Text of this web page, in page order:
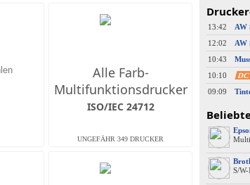
Alle Farb-
Multifunktions­drucker
ISO/IEC 24712
13:42
12:02
10:43
10:10
DC
09:09
S/